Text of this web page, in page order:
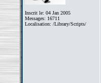
Inscrit le: 04 Jan 2005
Messages: 16711
Localisation: /Library/Scripts/